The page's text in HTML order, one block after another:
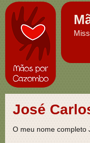
José
O meu nome completo